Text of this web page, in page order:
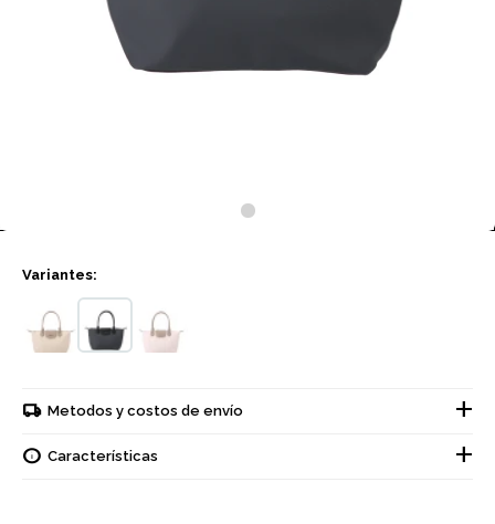
Variantes:
Metodos y costos de envío
Características